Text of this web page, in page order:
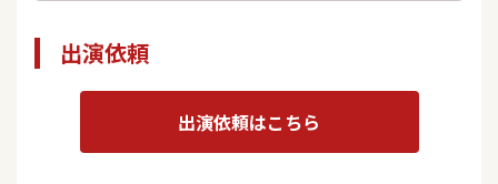
出演依頼
出演依頼はこちら